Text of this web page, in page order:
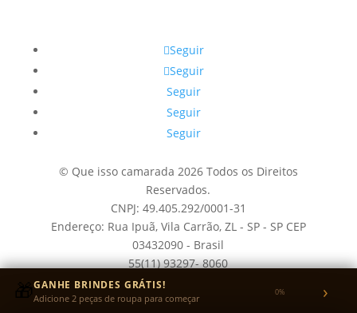
Seguir
Seguir
Seguir
Seguir
Seguir
© Que isso camarada 2026 Todos os Direitos
Reservados.
CNPJ: 49.405.292/0001-31
Endereço: Rua Ipuã, Vila Carrão, ZL - SP - SP CEP
03432090 - Brasil
55(11) 93297- 8060
Desde 2018
Quem é o Camarada?
🎁GANHE BRINDES GRÁTIS!
Adicione 2 peças de roupa para começar 0% ›